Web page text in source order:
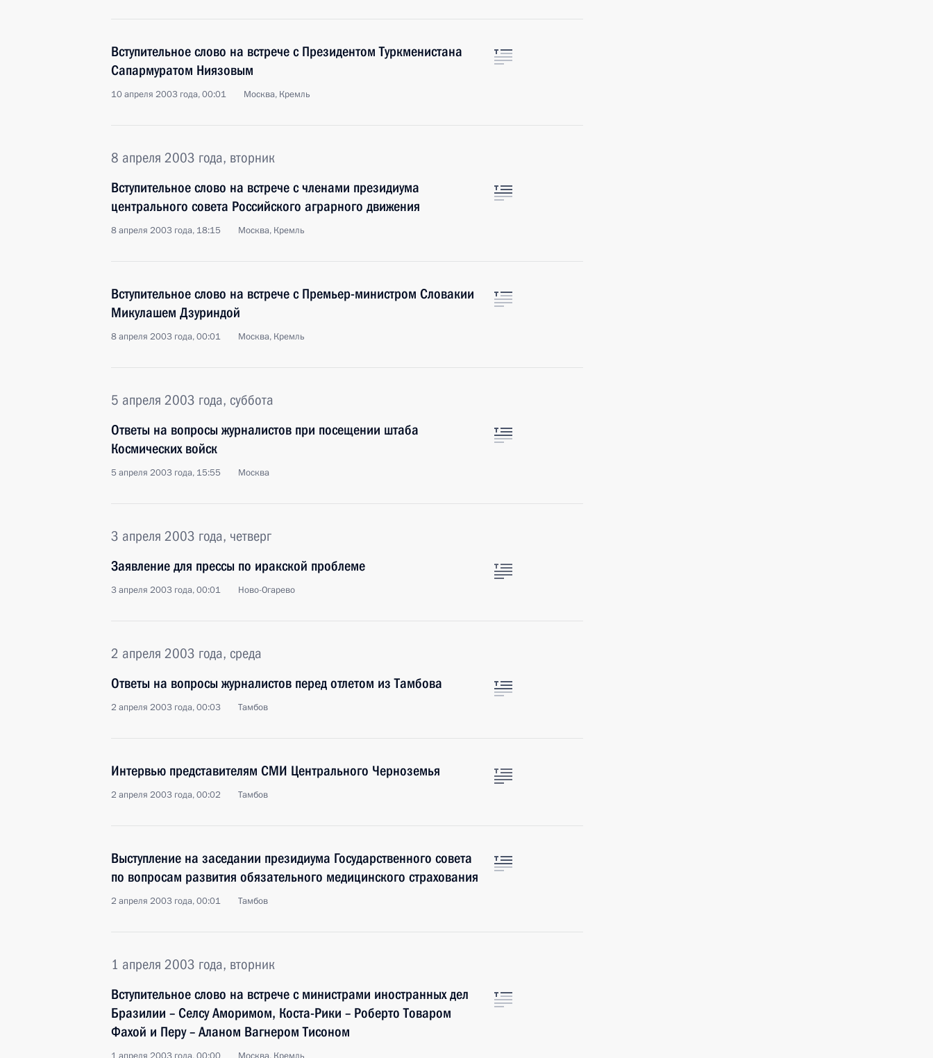
Вступительное слово на встрече с Президентом Туркменистана
Сапармуратом Ниязовым
10 апреля 2003 года, 00:01 Москва, Кремль
8 апреля 2003 года, вторник
Вступительное слово на встрече с членами президиума
центрального совета Российского аграрного движения
8 апреля 2003 года, 18:15 Москва, Кремль
Вступительное слово на встрече с Премьер-министром Словакии
Микулашем Дзуриндой
8 апреля 2003 года, 00:01 Москва, Кремль
5 апреля 2003 года, суббота
Ответы на вопросы журналистов при посещении штаба
Космических войск
5 апреля 2003 года, 15:55 Москва
3 апреля 2003 года, четверг
Заявление для прессы по иракской проблеме
3 апреля 2003 года, 00:01 Ново-Огарево
2 апреля 2003 года, среда
Ответы на вопросы журналистов перед отлетом из Тамбова
2 апреля 2003 года, 00:03 Тамбов
Интервью представителям СМИ Центрального Черноземья
2 апреля 2003 года, 00:02 Тамбов
Выступление на заседании президиума Государственного совета
по вопросам развития обязательного медицинского страхования
2 апреля 2003 года, 00:01 Тамбов
1 апреля 2003 года, вторник
Вступительное слово на встрече с министрами иностранных дел
Бразилии – Селсу Аморимом, Коста-Рики – Роберто Товаром
Фахой и Перу – Аланом Вагнером Тисоном